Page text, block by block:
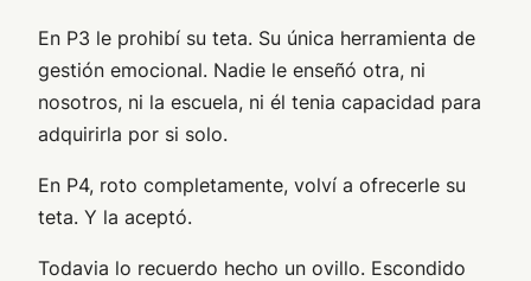
En P3 le prohibí su teta. Su única herramienta de
gestión emocional. Nadie le enseñó otra, ni
nosotros, ni la escuela, ni él tenia capacidad para
adquirirla por si solo.
En P4, roto completamente, volví a ofrecerle su
teta. Y la aceptó.
Todavia lo recuerdo hecho un ovillo. Escondido